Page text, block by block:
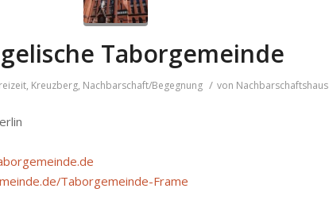
Taborgemeinde
, Kreuzberg, Nachbarschaft/Begegnung / von Nachbarschaftshaus
Taborgemeinde-Frame